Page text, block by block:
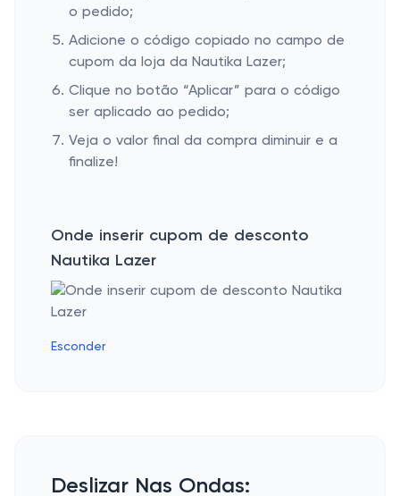
o pedido;
Adicione o código copiado no campo de
cupom da loja da Nautika Lazer;
Clique no botão “Aplicar” para o código
ser aplicado ao pedido;
Veja o valor final da compra diminuir e a
finalize!
Onde inserir cupom de desconto
Nautika Lazer
Esconder
Deslizar Nas Ondas: